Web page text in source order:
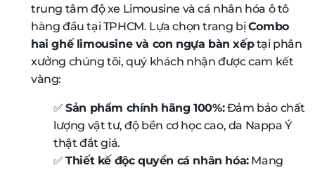
trung tâm độ xe Limousine và cá nhân hóa ô tô
hàng đầu tại TPHCM. Lựa chọn trang bịCombo
hai ghế limousine và con ngựa bàn xếptại phân
xưởng chúng tôi, quý khách nhận được cam kết
vàng:
✅Sản phẩm chính hãng 100%:Đảm bảo chất
lượng vật tư, độ bền cơ học cao, da Nappa Ý
thật đắt giá.
✅Thiết kế độc quyền cá nhân hóa:Mang